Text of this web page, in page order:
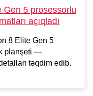
Gen 5 prosessorlu
açıqladı
8 Elite Gen 5
planşeti —
təqdim edib.